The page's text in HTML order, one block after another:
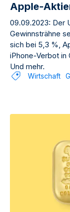
Apple-
09.09.2023: Der
Gewinnsträhne
sich bei 5,3 %,
iPhone-Verbot in
Und mehr.
Wirtschaft